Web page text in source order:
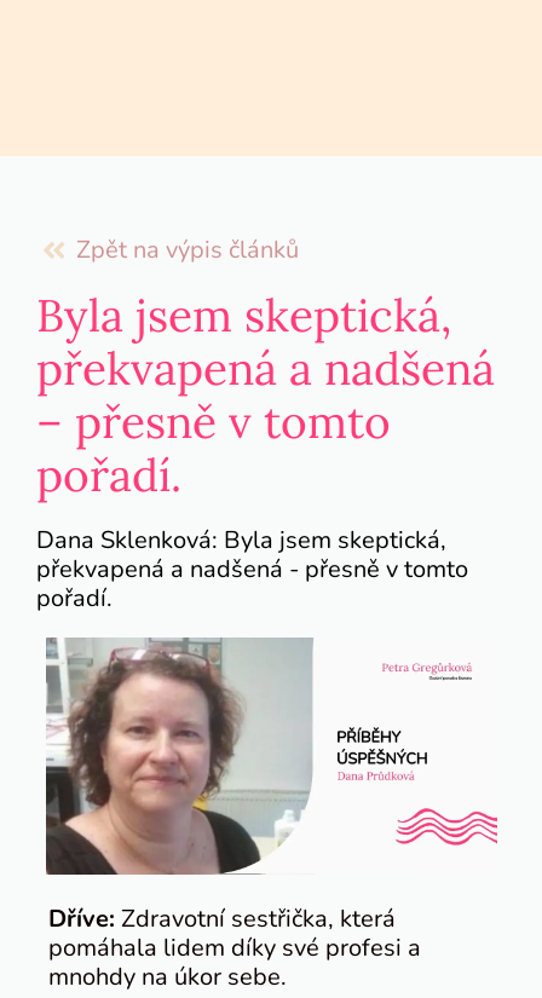
Zpět na výpis článků
Byla jsem skeptická,
překvapená a nadšená
– přesně v tomto
pořadí.
Dana Sklenková: Byla jsem skeptická,
překvapená a nadšená - přesně v tomto
pořadí.
Dříve: Zdravotní sestřička, která
pomáhala lidem díky své profesi a
mnohdy na úkor sebe.